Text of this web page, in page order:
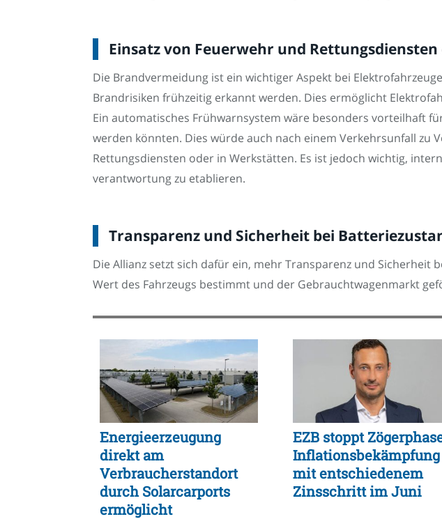
Einsatz von Feuerwehr und
Die Brandvermeidung ist ein wichtiger Aspekt bei
Brandrisiken frühzeitig erkannt werden. Dies ermöglicht
Ein automatisches Frühwarnsystem wäre besonders vorteilhaft
werden könnten. Dies würde auch nach einem Verkehrsunfall zu
Rettungsdiensten oder in Werkstätten. Es ist jedoch wichtig,
verantwortung zu etablieren.
Transparenz und Sicherheit bei
Die Allianz setzt sich dafür ein, mehr Transparenz und
Wert des Fahrzeugs bestimmt und der Gebrauchtwagenmarkt
Energieerzeugung
direkt am
Verbraucherstandort
durch Solarcarports
ermöglicht
EZB stoppt
Inflationsbekämpfung
mit entschiedenem
Zinsschritt im Juni